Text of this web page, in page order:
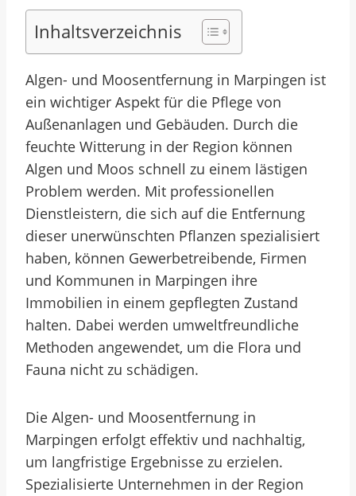
Inhaltsverzeichnis
Algen- und Moosentfernung in Marpingen ist
ein wichtiger Aspekt für die Pflege von
Außenanlagen und Gebäuden. Durch die
feuchte Witterung in der Region können
Algen und Moos schnell zu einem lästigen
Problem werden. Mit professionellen
Dienstleistern, die sich auf die Entfernung
dieser unerwünschten Pflanzen spezialisiert
haben, können Gewerbetreibende, Firmen
und Kommunen in Marpingen ihre
Immobilien in einem gepflegten Zustand
halten. Dabei werden umweltfreundliche
Methoden angewendet, um die Flora und
Fauna nicht zu schädigen.
Die Algen- und Moosentfernung in
Marpingen erfolgt effektiv und nachhaltig,
um langfristige Ergebnisse zu erzielen.
Spezialisierte Unternehmen in der Region